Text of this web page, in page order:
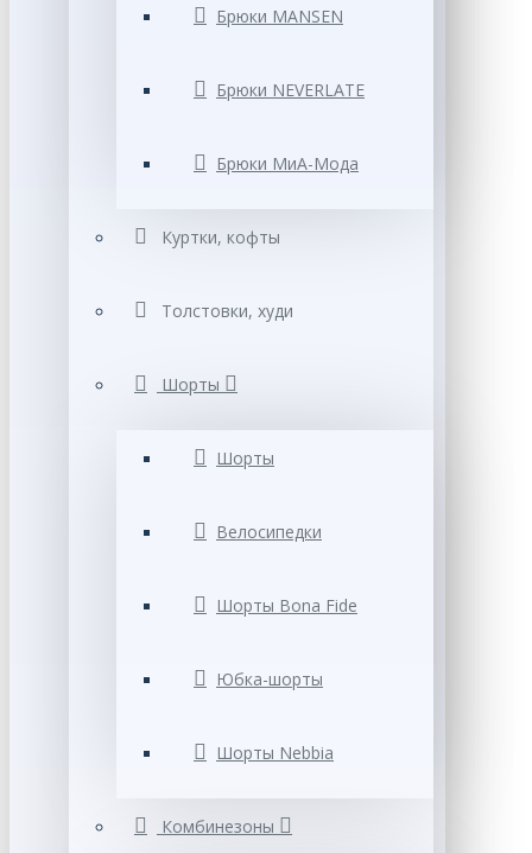
Брюки MANSEN
Брюки NEVERLATE
Брюки МиА-Мода
Куртки, кофты
Толстовки, худи
Шорты
Шорты
Велосипедки
Шорты Bona Fide
Юбка-шорты
Шорты Nebbia
Комбинезоны